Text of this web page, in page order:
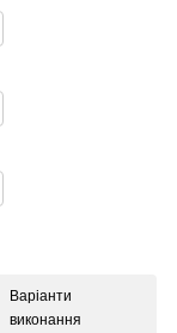
Варіанти
виконання